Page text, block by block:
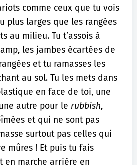
comme ceux que tu vois
plus larges que les rangées
au milieu. Tu t’assois à
les jambes écartées de
et tu ramasses les
au sol. Tu les mets dans
en face de toi, une
autre pour le rubbish,
et qui ne sont pas
surtout pas celles qui
mûres ! Et puis tu fais
en marche arrière en